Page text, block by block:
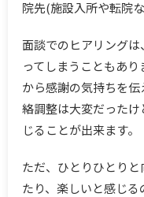
院先(施設入所や転院
面談でのヒアリング
ってしまうこともあ
から感謝の気持ちを
絡調整は大変だった
じることが出来ます。
ただ、ひとりひとり
たり、楽しいと感じ